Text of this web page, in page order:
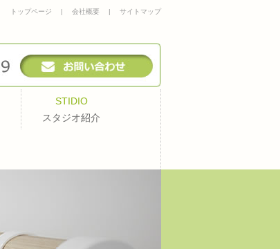
トップページ | 会社概要 | サイトマップ
STIDIO
スタジオ紹介